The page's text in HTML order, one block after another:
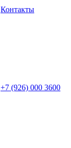
Контакты
+7 (926) 000 3600